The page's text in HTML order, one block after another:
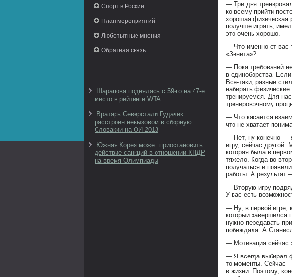
Спорт в России
План мероприятий
Любопытные мнения
Обратная связь
Шарапова поднялась с 59-го на 47-е
место в рейтинге WTA
Вратарь Северстали Гудачек
расстроен невызовом в сборную
Словакии на ОИ-2018
Южная Корея может приостановить
действие санкций в отношении КНДР
на время Олимпиады
— Три дня
ко всему прийти
хорошая физическая
получше играть,
это очень хорошо.
— Что именно от вас
«Зенита»?
— Пока требований
в единоборства.
Все-таки, разные
набирать
тренируемся. Для
тренировочному
— Что касается
что не хватает
— Нет, ну конечно —
игру, сейчас
которая была в
тяжело. Когда во
получаться и
работы. А результат
— Вторую игру
У вас есть
— Ну, в первой игре,
который завершился
нужно передавать
побеждала. А
— Мотивация сейчас
— Я всегда выбирал
то моменты. Сейчас
в жизни. Поэтому,